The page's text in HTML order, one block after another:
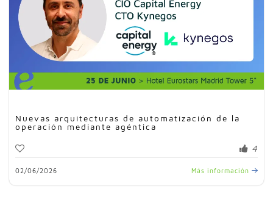
Nuevas arquitecturas de automatización de la
operación mediante agéntica
4
02/06/2026 Más información